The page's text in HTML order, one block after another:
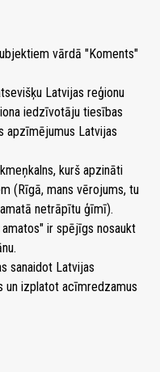
vārdā "Koments"
Latvijas reģionu
iedzīvotāju tiesības
apzīmējumus Latvijas
kurš apzināti
(Rīgā, mans vērojums, tu
netrāpītu ģīmī).
ir spējīgs nosaukt
sanaidot Latvijas
un izplatot acīmredzamus